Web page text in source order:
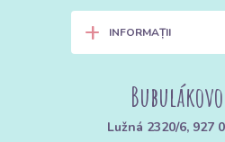
+ INFORMAȚII
Lužná 2320/6, 927